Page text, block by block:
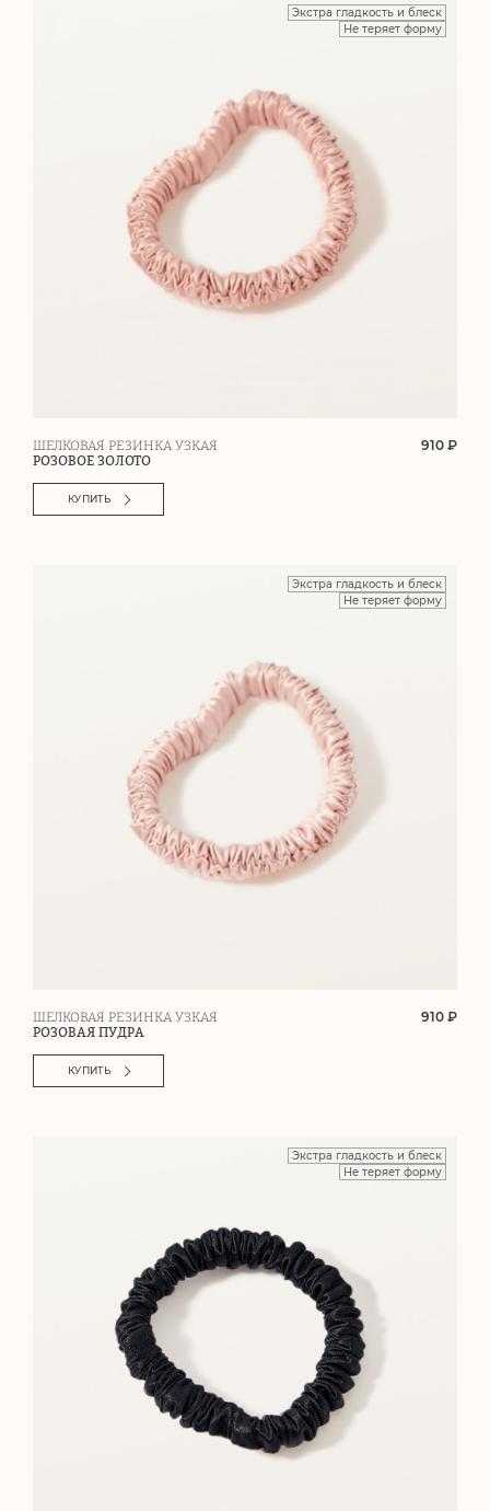
Экстра гладкость и блеск
Не теряет форму
ШЕЛКОВАЯ РЕЗИНКА УЗКАЯ
РОЗОВОЕ ЗОЛОТО
910 ₽
КУПИТЬ
Экстра гладкость и блеск
Не теряет форму
ШЕЛКОВАЯ РЕЗИНКА УЗКАЯ
РОЗОВАЯ ПУДРА
910 ₽
КУПИТЬ
Экстра гладкость и блеск
Не теряет форму